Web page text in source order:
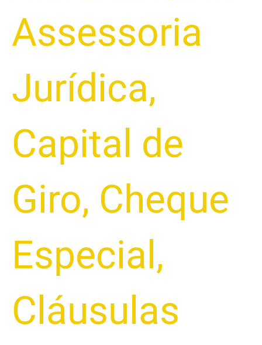
Assessoria
Jurídica,
Capital de
Giro, Cheque
Especial ,
Cláusulas